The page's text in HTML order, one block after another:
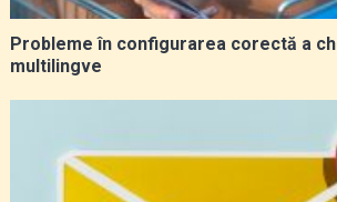
Probleme în configurarea corectă a
multilingve